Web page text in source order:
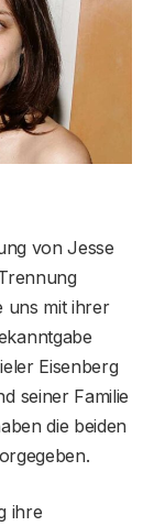
von Jesse
uns mit ihrer
Eisenberg
seiner Familie
die beiden
ihre